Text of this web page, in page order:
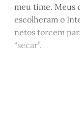
meu time. Meus
escolheram o
netos torcem
“secar”.